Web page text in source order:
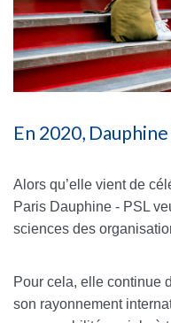
En 2020,
Alors qu’elle vient de
Paris Dauphine - PSL
sciences des
Pour cela, elle continue
son rayonnement